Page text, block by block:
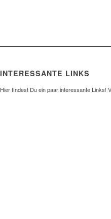
INTERESSANTE LINKS
Hier findest Du ein paar interessante Links!